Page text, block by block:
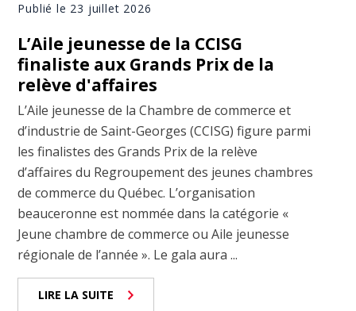
Publié le 23 juillet 2026
L’Aile jeunesse de la CCISG
finaliste aux Grands Prix de la
relève d'affaires
L’Aile jeunesse de la Chambre de commerce et
d’industrie de Saint-Georges (CCISG) figure parmi
les finalistes des Grands Prix de la relève
d’affaires du Regroupement des jeunes chambres
de commerce du Québec. L’organisation
beauceronne est nommée dans la catégorie «
Jeune chambre de commerce ou Aile jeunesse
régionale de l’année ». Le gala aura ...
LIRE LA SUITE